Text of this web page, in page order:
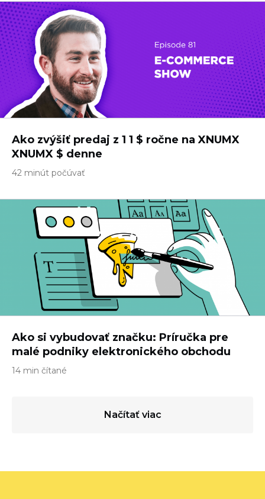
Ako zvýšiť predaj z 1 1 $ ročne na XNUMX
XNUMX $ denne
42 minút počúvať
Ako si vybudovať značku: Príručka pre
malé podniky elektronického obchodu
14 min čítané
Načítať viac